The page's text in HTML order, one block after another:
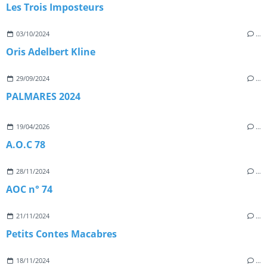
Les Trois Imposteurs
03/10/2024 …
Oris Adelbert Kline
29/09/2024 …
PALMARES 2024
19/04/2026 …
A.O.C 78
28/11/2024 …
AOC n° 74
21/11/2024 …
Petits Contes Macabres
18/11/2024 …